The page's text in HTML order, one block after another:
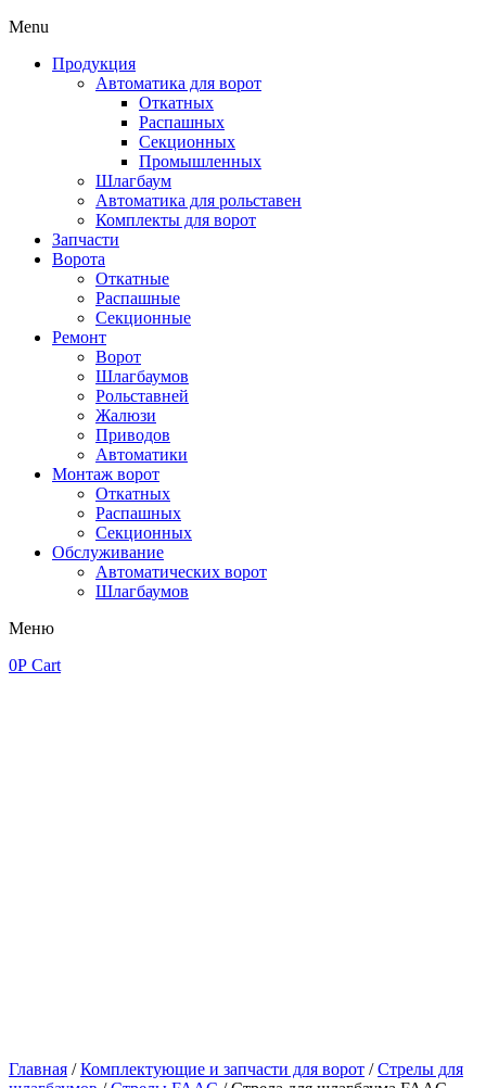
Menu
Продукция
Автоматика для ворот
Откатных
Распашных
Секционных
Промышленных
Шлагбаум
Автоматика для рольставен
Комплекты для ворот
Запчасти
Ворота
Откатные
Распашные
Секционные
Ремонт
Ворот
Шлагбаумов
Рольставней
Жалюзи
Приводов
Автоматики
Монтаж ворот
Откатных
Распашных
Секционных
Обслуживание
Автоматических ворот
Шлагбаумов
Меню
0Р Cart
Главная /Комплектующие и запчасти для ворот /Стрелы для